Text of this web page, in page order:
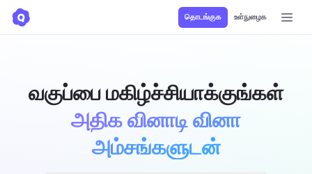
தொடங்குக உள்நுழைக
அதிக வினாடி வினா
அம்சங்களுடன்